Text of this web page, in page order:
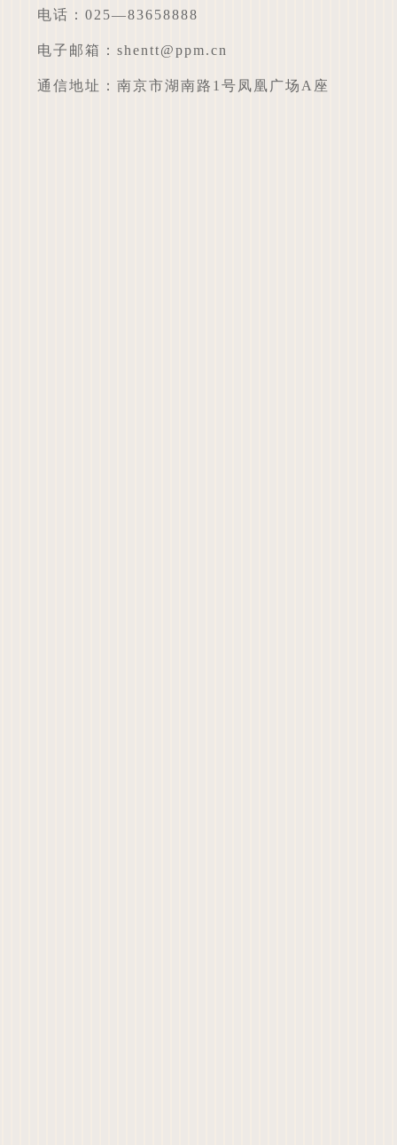
电话：025—83658888
电子邮箱：shentt@ppm.cn
通信地址：南京市湖南路1号凤凰广场A座